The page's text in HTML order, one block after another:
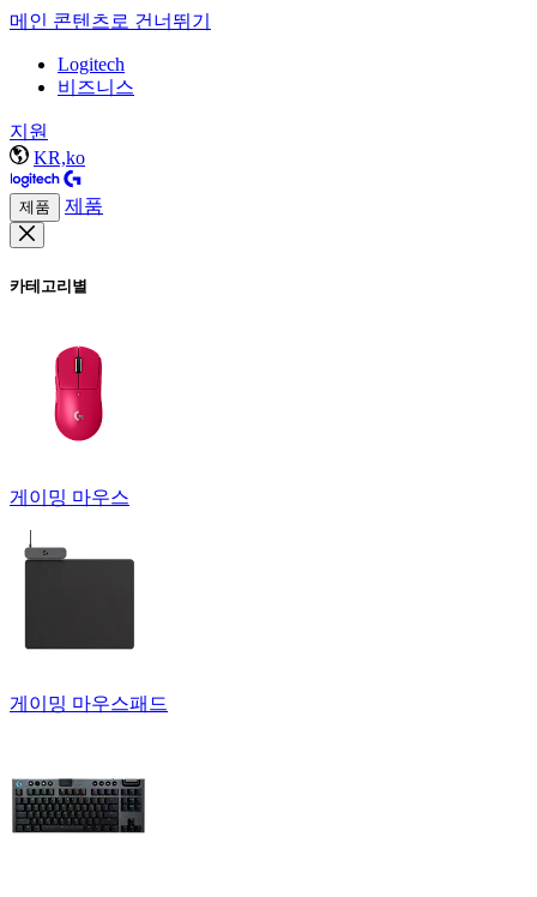
메인 콘텐츠로 건너뛰기
Logitech
비즈니스
지원
KR,ko
제품 제품
카테고리별
게이밍 마우스
게이밍 마우스패드